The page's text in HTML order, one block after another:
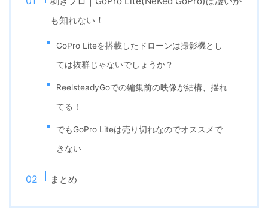
も知れない！
GoPro Liteを搭載したドローンは撮影機とし
ては抜群じゃないでしょうか？
ReelsteadyGoでの編集前の映像が結構、揺れ
てる！
でもGoPro Liteは売り切れなのでオススメで
きない
まとめ